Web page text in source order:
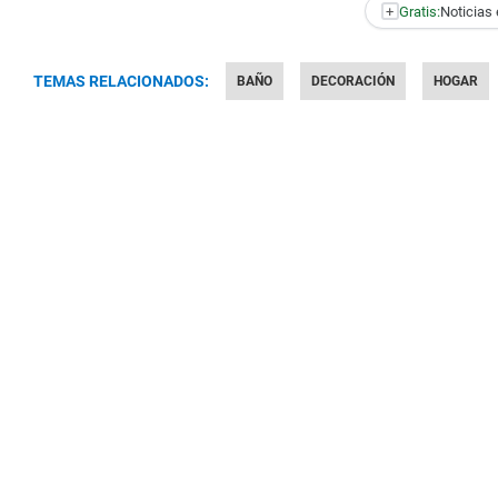
+ Gratis:Noticias
TEMAS RELACIONADOS: BAÑO DECORACIÓN HOGAR